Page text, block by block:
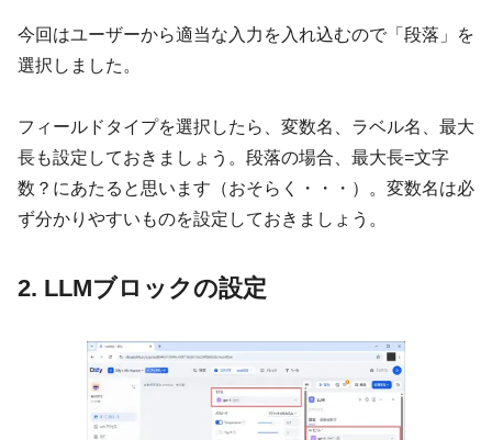
今回はユーザーから適当な入力を入れ込むので「段落」を
選択しました。
フィールドタイプを選択したら、変数名、ラベル名、最大
長も設定しておきましょう。段落の場合、最大長=文字
数？にあたると思います（おそらく・・・）。変数名は必
ず分かりやすいものを設定しておきましょう。
2. LLMブロックの設定